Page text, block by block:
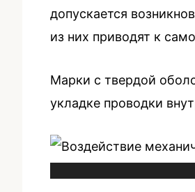
допускается
из них приводят к
Марки с твердой
укладке проводки